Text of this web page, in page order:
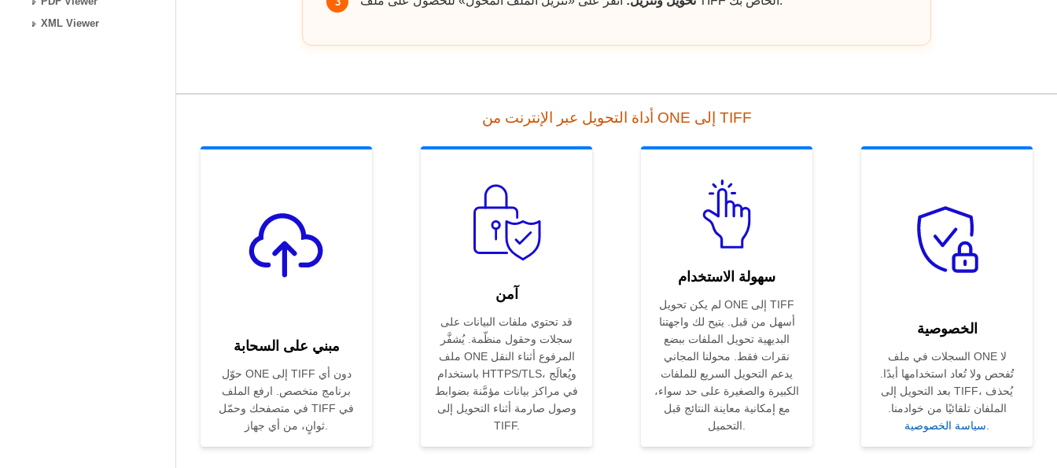
XML Viewer
أداة التحويل عبر الإنترنت من ONE إلى TIFF
مبني على السحابة
حوّل ONE إلى TIFF دون أي
برنامج متخصص. ارفع الملف
في متصفحك وحمّل TIFF في
آمن
قد تحتوي ملفات البيانات على
سجلات وحقول منظّمة. يُشفَّر
ملف ONE المرفوع أثناء النقل
باستخدام HTTPS/TLS، ويُعالَج
في مراكز بيانات مؤمَّنة بضوابط
وصول صارمة أثناء التحويل إلى
TIFF.
سهولة الاستخدام
لم يكن تحويل ONE إلى TIFF
أسهل من قبل. يتيح لك واجهتنا
البديهية تحويل الملفات ببضع
نقرات فقط. محولنا المجاني
يدعم التحويل السريع للملفات
الكبيرة والصغيرة على حد سواء،
مع إمكانية معاينة النتائج قبل
الخصوصية
السجلات في ملف ONE لا
تُفحص ولا تُعاد استخدامها أبدًا.
بعد التحويل إلى TIFF، يُحذف
الملفان تلقائيًا من خوادمنا.
سياسة الخصوصية